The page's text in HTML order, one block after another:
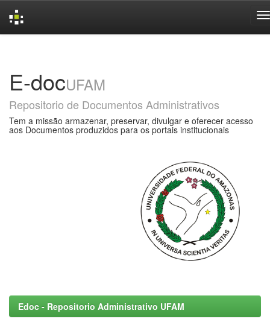
E-docUFAM
Repositorio de Documentos Administrativos
Tem a missão armazenar, preservar, divulgar e oferecer acesso
aos Documentos produzidos para os portais institucionais
Edoc - Repositorio Administrativo UFAM